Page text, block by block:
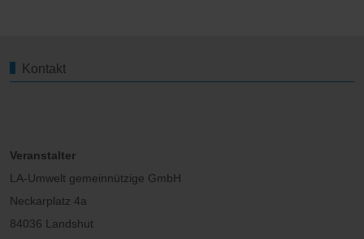
Kontakt
Veranstalter
LA-Umwelt gemeinnützige GmbH
Neckarplatz 4a
84036 Landshut